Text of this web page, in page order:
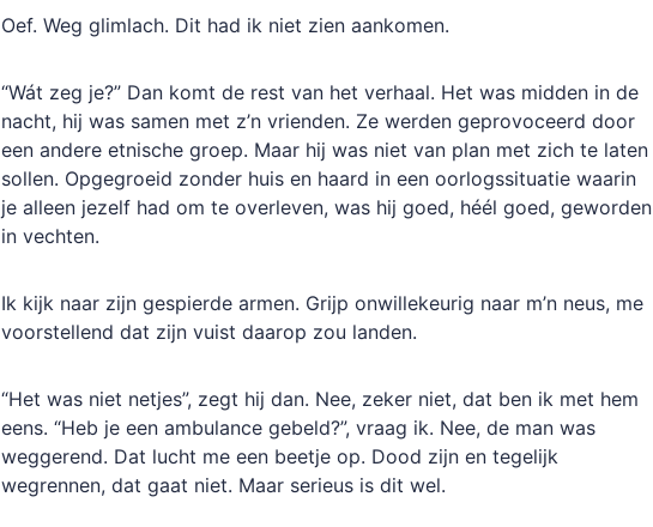
Oef. Weg glimlach. Dit had ik niet zien aankomen.
“Wát zeg je?” Dan komt de rest van het verhaal. Het was midden in de
nacht, hij was samen met z’n vrienden. Ze werden geprovoceerd door
een andere etnische groep. Maar hij was niet van plan met zich te laten
sollen. Opgegroeid zonder huis en haard in een oorlogssituatie waarin
je alleen jezelf had om te overleven, was hij goed, héél goed, geworden
in vechten.
Ik kijk naar zijn gespierde armen. Grijp onwillekeurig naar m’n neus, me
voorstellend dat zijn vuist daarop zou landen.
“Het was niet netjes”, zegt hij dan. Nee, zeker niet, dat ben ik met hem
eens. “Heb je een ambulance gebeld?”, vraag ik. Nee, de man was
weggerend. Dat lucht me een beetje op. Dood zijn en tegelijk
wegrennen, dat gaat niet. Maar serieus is dit wel.